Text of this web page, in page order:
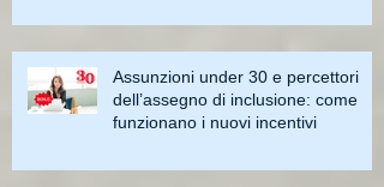
Assunzioni under 30 e percettori
dell’assegno di inclusione: come
funzionano i nuovi incentivi